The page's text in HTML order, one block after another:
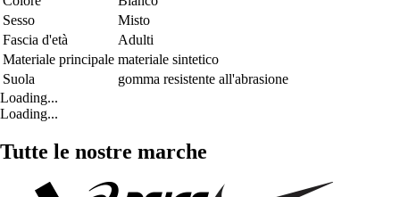
Sesso
Misto
Fascia d'età
Adulti
Materiale principale materiale sintetico
Suola
gomma resistente all'abrasione
Loading...
Loading...
Tutte le nostre marche